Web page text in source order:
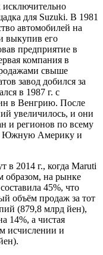
исключительно
для Suzuki. В 1981
автомобилей на
выкупив его
предприятие в
компания в
свыше
завод добился за
в 1987 г. с
в Венгрию. После
увеличилось, и они
и регионов по всему
Южную Америку и
в 2014 г., когда Maruti
образом, на рынке
45%, что
объём продаж за тот
(879,8 млрд йен),
14%, а чистая
исчислении и